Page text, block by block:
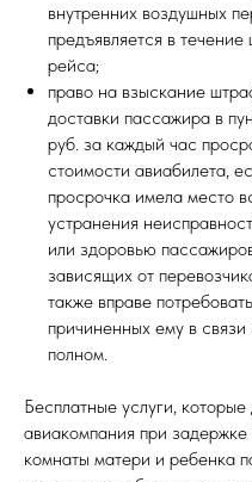
внутренних воздушных
предъявляется в
рейса;
право на взыскание
доставки пассажира в
руб. за каждый час
стоимости авиабилета,
просрочка имела место
устранения
или здоровью
зависящих от
также вправе
причиненных ему в
полном.
Бесплатные услуги,
авиакомпания при
комнаты матери и ребенка